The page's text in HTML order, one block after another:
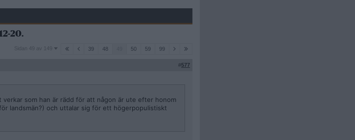
20.
Sidan
Sidan 49 av 149 39 48 50 59 99
#577
verkar som han är rädd för att någon är ute efter honom
landsmän?) och uttalar sig för ett högerpopulistiskt